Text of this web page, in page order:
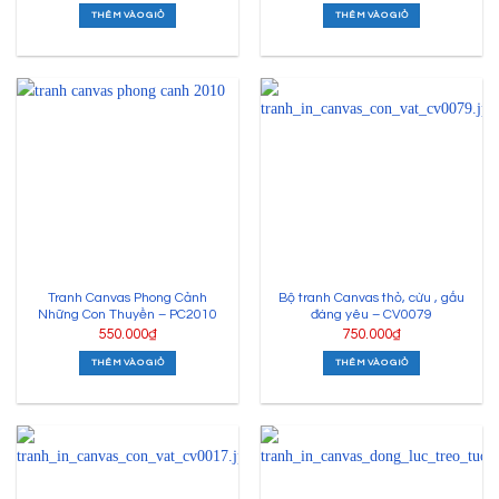
tranh tuấn mã nên chọn tranh có hình ảnh đầu tuấn mã hướng
treo tranh không may mắn sẽ khiến cả năm bạn bị gặp xui xẻo.
Không nên chọn mua những bức tranh có màu sắc tăm tối,
sinh khí, ảnh hưởng đến tâm trạng mỗi người. Những tranh có
màu sắc đậm cũng không nên chọn bởi sẽ mang đến cảm giác u
sầu, nặng nề .
Linh
Tranh Linh có rất nhiều mẫu tranh treo trong nhà đa dạng về kiểu
THÊM VÀO GIỎ THÊM VÀO GIỎ
Tranh Canvas Phong Cảnh
Những Con Thuyền – PC2010
550.000₫
THÊM VÀO GIỎ
Bộ tranh Canvas thỏ, cừu , gấu
đáng yêu – CV0079
750.000₫
THÊM VÀO GIỎ